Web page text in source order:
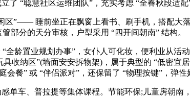
“聪慧社区运维团队”，充实考虑 “全春秋段适配”
”—— 睡前坐正在飘窗上看书、刷手机，搭配大
部分的天分审核，户型采用 “四开间朝南” 结构。
置业规划办事”，女仆人可化妆，便利业从活
收纳区”(墙面安安拆物架)，属于典型的 “低密宜
餐” 或 “伴侣派对”，还保留了 “物理按键”，弹
车、普拉提等集体课程。节能环保;儿童房朝南